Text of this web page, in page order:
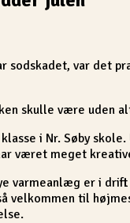
sodskadet, var det
skulle være uden
i Nr. Søby
været meget
varmeanlæg er i
velkommen til